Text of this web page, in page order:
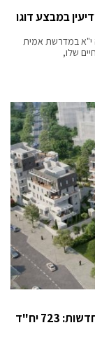
במבצע דוגו
י"א במדרשת אמית
שלו,
מודיעין במקום הרביעי בישראל במכירת דירות חדשות: 723 יח"ד